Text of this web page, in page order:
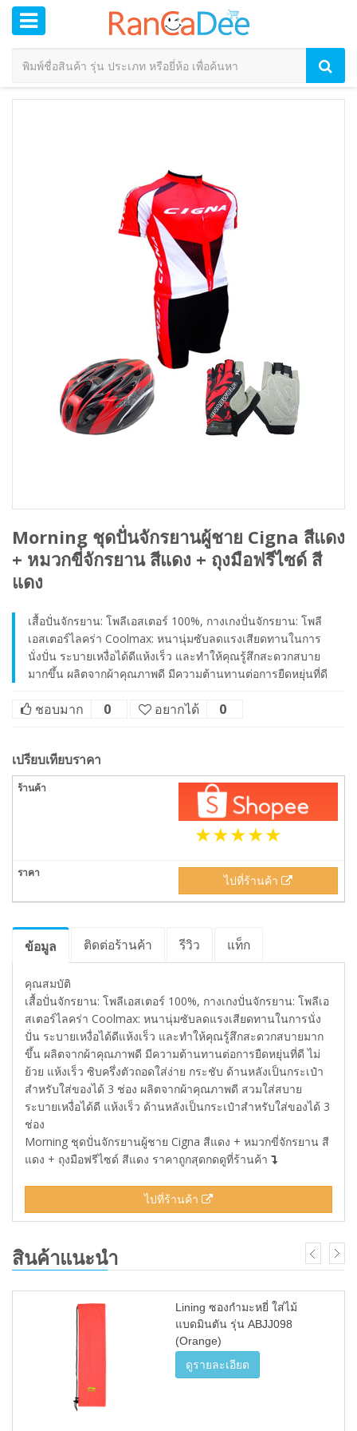
Morning ชุดปั่นจักรยานผู้ชาย Cigna สีแดง
+ หมวกขี่จักรยาน สีแดง + ถุงมือฟรีไซด์ สี
แดง
เสื้อปั่นจักรยาน: โพลีเอสเตอร์ 100%, กางเกงปั่นจักรยาน: โพลี
เอสเตอร์ไลคร่า Coolmax: หนานุ่มซับลดแรงเสียดทานในการ
นั่งปั่น ระบายเหงื่อได้ดีแห้งเร็ว และทำให้คุณรู้สึกสะดวกสบาย
มากขึ้น ผลิตจากผ้าคุณภาพดี มีความต้านทานต่อการยืดหยุ่นที่ดี
ชอบมาก 0 อยากได้ 0
เปรียบเทียบราคา
ไปที่ร้านค้า
ข้อมูล ติดต่อร้านค้า รีวิว แท็ก
คุณสมบัติ
เสื้อปั่นจักรยาน: โพลีเอสเตอร์ 100%, กางเกงปั่นจักรยาน: โพลีเอ
สเตอร์ไลคร่า Coolmax: หนานุ่มซับลดแรงเสียดทานในการนั่ง
ปั่น ระบายเหงื่อได้ดีแห้งเร็ว และทำให้คุณรู้สึกสะดวกสบายมาก
ขึ้น ผลิตจากผ้าคุณภาพดี มีความต้านทานต่อการยืดหยุ่นที่ดี ไม่
ย้วย แห้งเร็ว ซิบครึ่งตัวถอดใส่ง่าย กระชับ ด้านหลังเป็นกระเป๋า
สำหรับใส่ของได้ 3 ช่อง ผลิตจากผ้าคุณภาพดี สวมใส่สบาย
ระบายเหงื่อได้ดี แห้งเร็ว ด้านหลังเป็นกระเป๋าสำหรับใส่ของได้ 3
ช่อง
Morning ชุดปั่นจักรยานผู้ชาย Cigna สีแดง + หมวกขี่จักรยาน สี
แดง + ถุงมือฟรีไซด์ สีแดง ราคาถูกสุดกดดูที่ร้านค้า
ไปที่ร้านค้า
สินค้าแนะนำ
Lining ซองกำมะหยี่ ใส่ไม้
แบดมินตัน รุ่น ABJJ098
(Orange)
ดูรายละเอียด